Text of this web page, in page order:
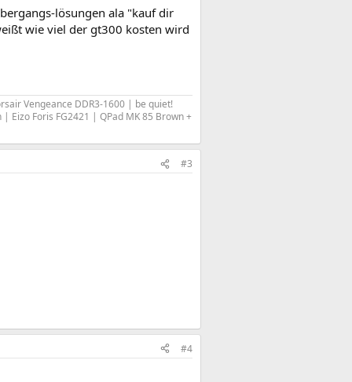
lösungen ala "kauf dir
wie viel der gt300 kosten wird
Vengeance DDR3-1600 | be quiet!
Eizo Foris FG2421 | QPad MK 85 Brown +
#3
#4